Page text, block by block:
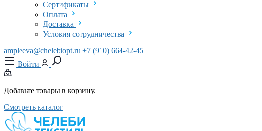
Сертификаты
Оплата
Доставка
Условия сотрудничества
ampleeva@chelebiopt.ru +7 (910) 664-42-45
Войти
Добавьте товары в корзину.
Смотреть каталог